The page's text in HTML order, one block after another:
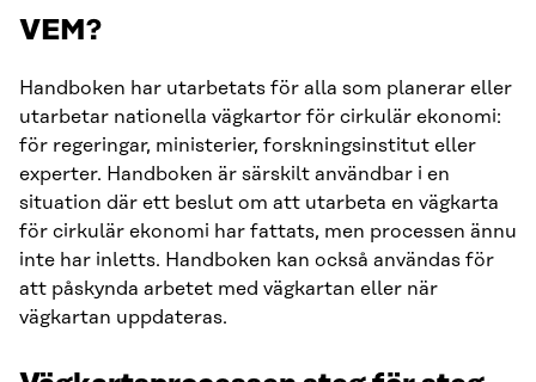
VEM?
Handboken har utarbetats för alla som planerar eller
utarbetar nationella vägkartor för cirkulär ekonomi:
för regeringar, ministerier, forskningsinstitut eller
experter. Handboken är särskilt användbar i en
situation där ett beslut om att utarbeta en vägkarta
för cirkulär ekonomi har fattats, men processen ännu
inte har inletts. Handboken kan också användas för
att påskynda arbetet med vägkartan eller när
vägkartan uppdateras.